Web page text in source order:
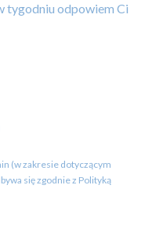
tygodniu odpowiem Ci
(w zakresie dotyczącym
się zgodnie z Polityką